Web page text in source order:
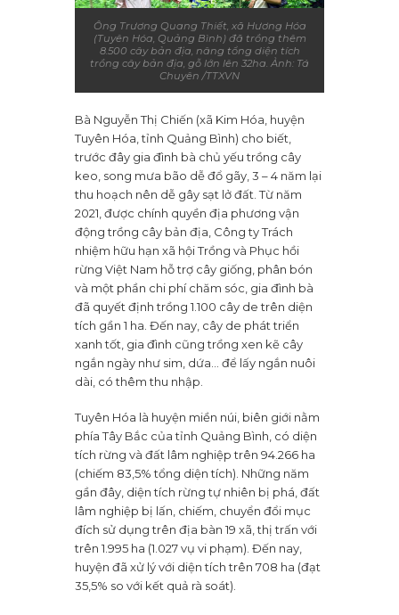
Ông Trương Quang Thiết, xã Hương Hóa
(Tuyên Hóa, Quảng Bình) đã trồng thêm
8.500 cây bản địa, nâng tổng diện tích
trồng cây bản địa, gỗ lớn lên 32ha. Ảnh: Tá
Chuyên /TTXVN
Bà Nguyễn Thị Chiến (xã Kim Hóa, huyện
Tuyên Hóa, tỉnh Quảng Bình) cho biết,
trước đây gia đình bà chủ yếu trồng cây
keo, song mưa bão dễ đổ gãy, 3 – 4 năm lại
thu hoạch nên dễ gây sạt lở đất. Từ năm
2021, được chính quyền địa phương vận
động trồng cây bản địa, Công ty Trách
nhiệm hữu hạn xã hội Trồng và Phục hồi
rừng Việt Nam hỗ trợ cây giống, phân bón
và một phần chi phí chăm sóc, gia đình bà
đã quyết định trồng 1.100 cây de trên diện
tích gần 1 ha. Đến nay, cây de phát triển
xanh tốt, gia đình cũng trồng xen kẽ cây
ngắn ngày như sim, dứa… để lấy ngắn nuôi
dài, có thêm thu nhập.
Tuyên Hóa là huyện miền núi, biên giới nằm
phía Tây Bắc của tỉnh Quảng Bình, có diện
tích rừng và đất lâm nghiệp trên 94.266 ha
(chiếm 83,5% tổng diện tích). Những năm
gần đây, diện tích rừng tự nhiên bị phá, đất
lâm nghiệp bị lấn, chiếm, chuyển đổi mục
đích sử dụng trên địa bàn 19 xã, thị trấn với
trên 1.995 ha (1.027 vụ vi phạm). Đến nay,
huyện đã xử lý với diện tích trên 708 ha (đạt
35,5% so với kết quả rà soát).